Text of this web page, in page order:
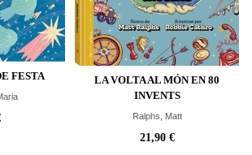
FESTA
LA VOLTA AL MÓN EN 80
INVENTS
Ralphs, Matt
21,90 €